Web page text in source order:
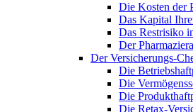
Die Kosten der
Das Kapital
Das Restrisiko
Der
Der Versicherungs-
Die
Die
Die
Die Retax-